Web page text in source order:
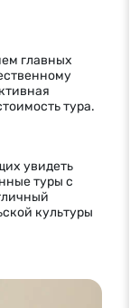
главных
тура.
увидеть
туры с
культуры